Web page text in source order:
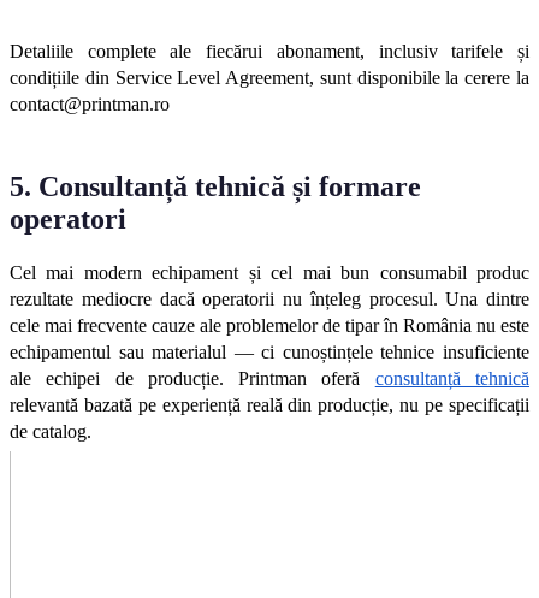
Detaliile complete ale fiecărui abonament, inclusiv tarifele și
condițiile din Service Level Agreement, sunt disponibile la cerere la
contact@printman.ro
5. Consultanță tehnică și formare
operatori
Cel mai modern echipament și cel mai bun consumabil produc
rezultate mediocre dacă operatorii nu înțeleg procesul. Una dintre
cele mai frecvente cauze ale problemelor de tipar în România nu este
echipamentul sau materialul — ci cunoștințele tehnice insuficiente
ale echipei de producție. Printman oferă consultanță tehnică
relevantă bazată pe experiență reală din producție, nu pe specificații
de catalog.